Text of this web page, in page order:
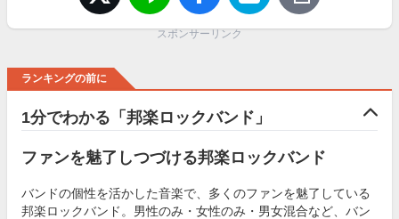
スポンサーリンク
ランキングの前に
1分でわかる「邦楽ロックバンド」
ファンを魅了しつづける邦楽ロックバンド
バンドの個性を活かした音楽で、多くのファンを魅了している
邦楽ロックバンド。男性のみ・女性のみ・男女混合など、バン